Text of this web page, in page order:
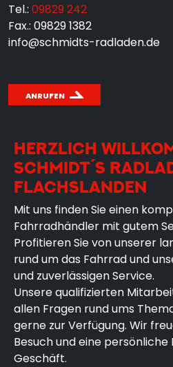
Tel.: 09829 242
Fax.: 09829 1382
info@schmidts-radladen.de
ANRUFEN
HERZLICH
SCHMIDT´S
FLACHSLANDEN
Mit uns finden Sie einen
Fahrradhändler mit gutem
Profitieren Sie von unserer
rund um das Fahrrad und
und zuverlässigen Service.
Unsere qualifizierten
allen Fragen rund ums
gerne zur Verfügung. Wir
Besuch und eine
Geschäft.